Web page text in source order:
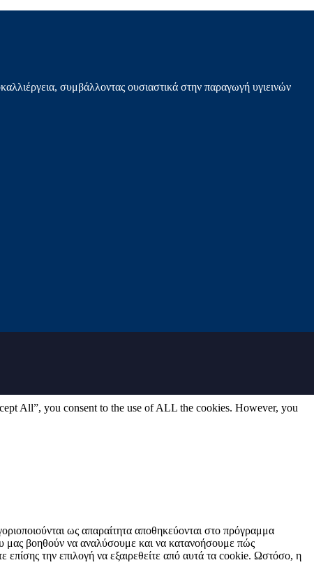
συμβάλλοντας ουσιαστικά στην παραγωγή υγιεινών
All”, you consent to the use of ALL the cookies. However, you
ως απαραίτητα αποθηκεύονται στο πρόγραμμα
μας βοηθούν να αναλύσουμε και να κατανοήσουμε πώς
την επιλογή να εξαιρεθείτε από αυτά τα cookie. Ωστόσο, η